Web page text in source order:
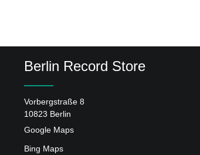
Berlin Record Store
Vorbergstraße 8
10823 Berlin
Google Maps
Bing Maps